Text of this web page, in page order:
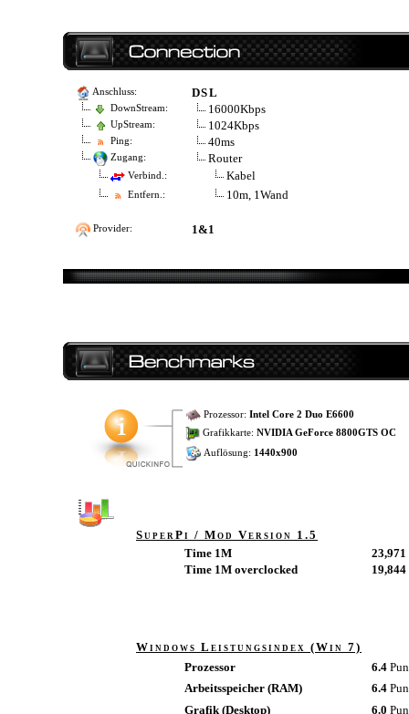
Anschluss: DSL
DownStream: 16000Kbps
UpStream: 1024Kbps
Ping: 40ms
Zugang: Router
Verbind.: Kabel
Entfern.: 10m, 1Wand
Provider: 1&1
Prozessor: Intel Core 2 Duo E6600
Grafikkarte: NVIDIA GeForce 8800GTS OC
Auflösung: 1440x900
SuperPi / Mod Version 1.5
Time 1M
23,971
Time 1M overclocked
19,844
Windows Leistungsindex (Win 7)
Prozessor
6.4
Arbeitsspeicher (RAM)
6.4
Grafik (Desktop)
6.0